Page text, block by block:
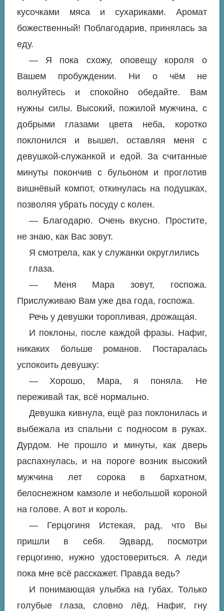
кусочками мяса и сухариками. Аромат
божественный! Поблагодарив, принялась за
еду.
— Я пока схожу, оповещу короля о
Вашем пробуждении. Ни о чём не
волнуйтесь и спокойно обедайте. Вам
нужны силы. Высокий, пожилой мужчина, с
добрыми глазами цвета неба, коротко
поклонился и вышел, оставляя меня с
девушкой-служанкой и едой. За считанные
минуты покончив с бульоном и проглотив
вишнёвый компот, откинулась на подушках,
позволяя убрать посуду с колен.
— Благодарю. Очень вкусно. Простите,
не знаю, как Вас зовут.
Я смотрела, как у служанки округлились
глаза.
— Меня Мара зовут, госпожа.
Прислуживаю Вам уже два года, госпожа.
Речь у девушки торопливая, дрожащая.
И поклоны, после каждой фразы. Нафиг,
никаких больше романов. Постаралась
успокоить девушку:
— Хорошо, Мара, я поняла. Не
переживай так, всё нормально.
Девушка кивнула, ещё раз поклонилась и
выбежала из спальни с подносом в руках.
Дурдом. Не прошло и минуты, как дверь
распахнулась, и на пороге возник высокий
мужчина лет сорока в бархатном,
белоснежном камзоле и небольшой короной
на голове. А вот и король.
— Герцогиня Истекая, рад, что Вы
пришли в себя. Эдвард, посмотри
герцогиню, нужно удостовериться. А леди
пока мне всё расскажет. Правда ведь?
И понимающая улыбка на губах. Только
голубые глаза, словно лёд. Нафиг, гну